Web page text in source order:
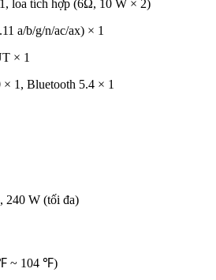
loa tích hợp (6Ω, 10 W × 2)
a/b/g/n/ac/ax) × 1
× 1
1, Bluetooth 5.4 × 1
240 W (tối đa)
~ 104 ℉)